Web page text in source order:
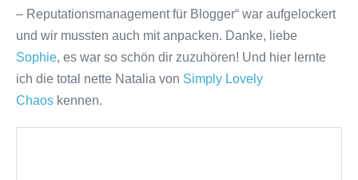
– Reputationsmanagement für Blogger“ war aufgelockert
und wir mussten auch mit anpacken. Danke, liebe
Sophie, es war so schön dir zuzuhören! Und hier lernte
ich die total nette Natalia von Simply Lovely
Chaos kennen.